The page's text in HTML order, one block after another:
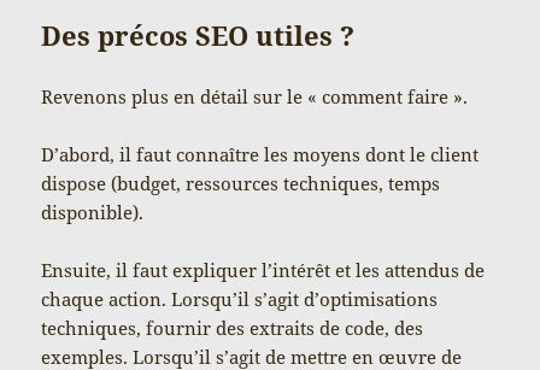
Des précos SEO utiles ?
Revenons plus en détail sur le « comment faire ».
D’abord, il faut connaître les moyens dont le client
dispose (budget, ressources techniques, temps
disponible).
Ensuite, il faut expliquer l’intérêt et les attendus de
chaque action. Lorsqu’il s’agit d’optimisations
techniques, fournir des extraits de code, des
exemples. Lorsqu’il s’agit de mettre en œuvre de